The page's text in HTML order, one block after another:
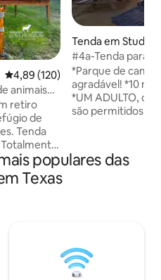
Classificação média de 4,89 em
4,89 (120)
animais
retiro
de
Tenda
e
apenas 3,5
do
convés e
Tenda em Study
ngua
#4a-Tenda para 1
Chuveiro +
*Parque de
agradável! *10 min para BBNP e Terlingua
*UM ADULTO,
são permitidos
almofada,
lanterna. *TRAZER SACO-CAMA se
grelha de cozinha
uma milha de
populares das
Texas